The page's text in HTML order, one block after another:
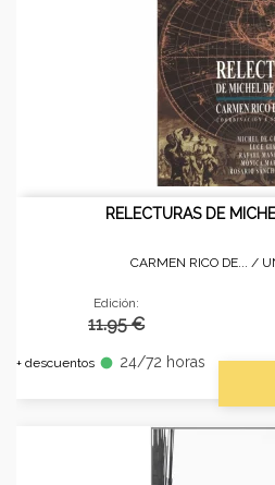
RELECTURAS DE
CARMEN RICO DE... /
Edición:
11.95 €
+ descuentos fiber_manual_record 24/72 horas